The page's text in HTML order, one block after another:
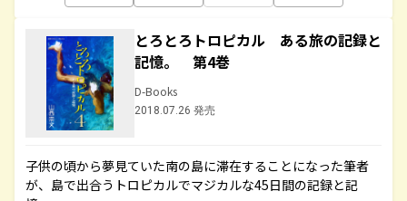
とろとろトロピカル ある旅の記録と
記憶。 第4巻
D-Books
2018.07.26 発売
子供の頃から夢見ていた南の島に滞在することになった筆者
が、島で出合うトロピカルでマジカルな45日間の記録と記